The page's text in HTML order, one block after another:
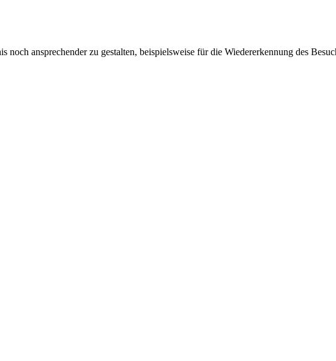
noch ansprechender zu gestalten, beispielsweise für die Wiedererkennung des